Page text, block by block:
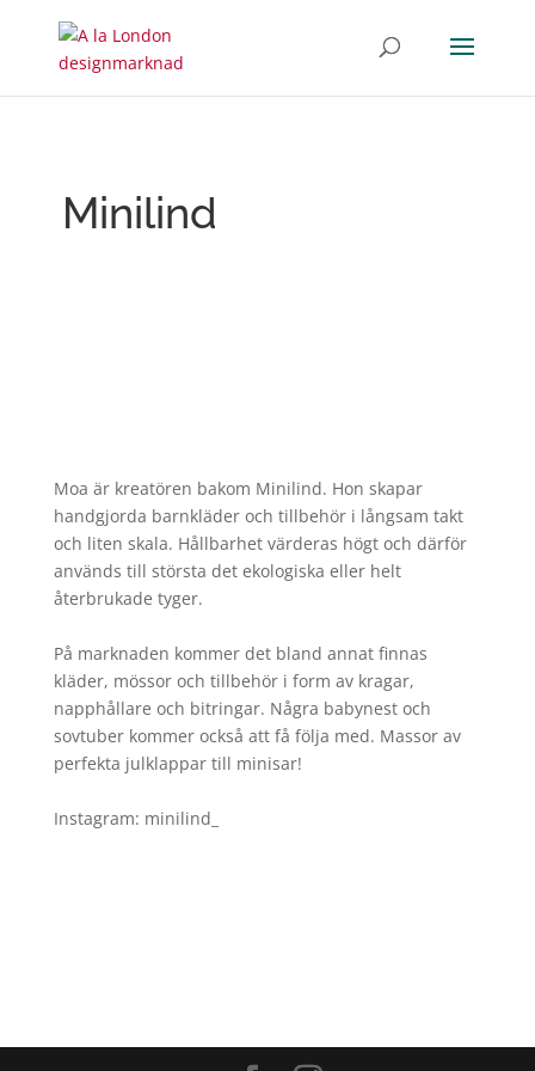
Minilind
Moa är kreatören bakom Minilind. Hon skapar
handgjorda barnkläder och tillbehör i långsam takt
och liten skala. Hållbarhet värderas högt och därför
används till största det ekologiska eller helt
återbrukade tyger.
På marknaden kommer det bland annat finnas
kläder, mössor och tillbehör i form av kragar,
napphållare och bitringar. Några babynest och
sovtuber kommer också att få följa med. Massor av
perfekta julklappar till minisar!
Instagram: minilind_